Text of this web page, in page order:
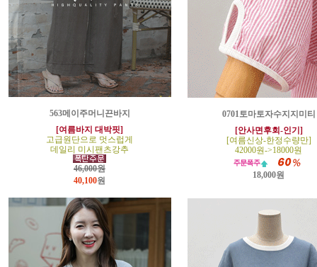
563메이주머니끈바지
[여름바지 대박핏]
고급원단으로 멋스럽게
데일리 미시팬츠강추
46,000원
40,100원
0701토마토자수지지미티
[안사면후회-인기]
[여름신상-한정수량만]
42000원->18000원
18,000원